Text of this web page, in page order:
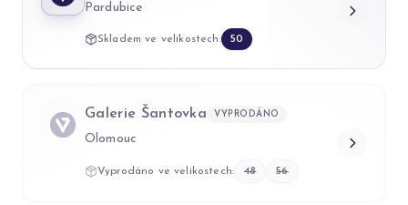
Pardubice
Skladem ve velikostech: 50
Galerie Šantovka VYPRODÁNO
Olomouc
Vyprodáno ve velikostech: 48 56